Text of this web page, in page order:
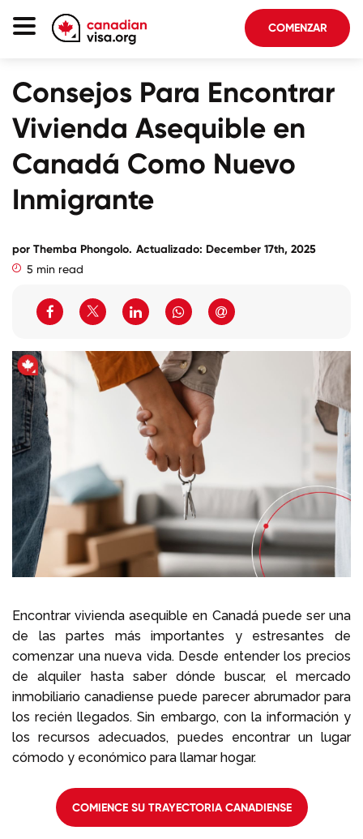
COMENZAR
Consejos Para Encontrar
Vivienda Asequible en
Canadá Como Nuevo
Inmigrante
por Themba Phongolo. Actualizado: December 17th, 2025
5 min read
Encontrar vivienda asequible en Canadá puede ser una
de las partes más importantes y estresantes de
comenzar una nueva vida. Desde entender los precios
de alquiler hasta saber dónde buscar, el mercado
inmobiliario canadiense puede parecer abrumador para
los recién llegados. Sin embargo, con la información y
los recursos adecuados, puedes encontrar un lugar
cómodo y económico para llamar hogar.
COMIENCE SU TRAYECTORIA CANADIENSE
Inmigración Canadá
Acerca De Nosotros
Blog
FAQ
COMENZAR
Iniciar sesión en su cuenta
+1 604 449 1200